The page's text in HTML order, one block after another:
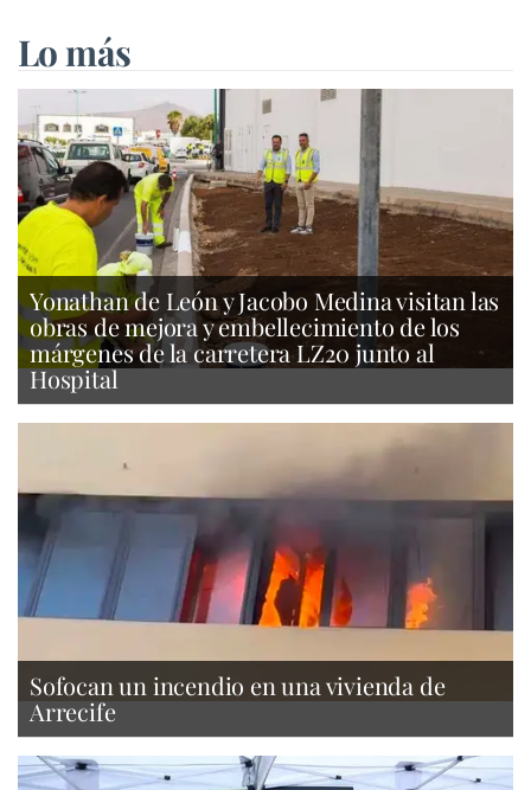
Lo más
Yonathan de León y Jacobo Medina visitan las
obras de mejora y embellecimiento de los
márgenes de la carretera LZ20 junto al
Hospital
Sofocan un incendio en una vivienda de
Arrecife